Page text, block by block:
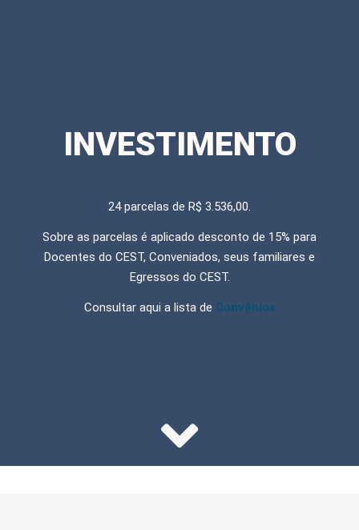
INVESTIMENTO
24 parcelas de R$ 3.536,00.
Sobre as parcelas é aplicado desconto de 15% para
Docentes do CEST, Conveniados, seus familiares e
Egressos do CEST.
Consultar aqui a lista de Convênios